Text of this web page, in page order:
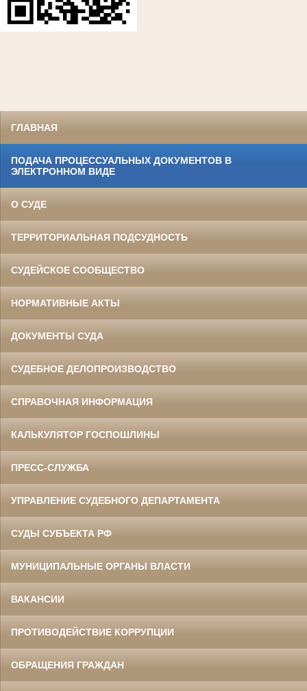
ГЛАВНАЯ
ПОДАЧА ПРОЦЕССУАЛЬНЫХ ДОКУМЕНТОВ В
ЭЛЕКТРОННОМ ВИДЕ
О СУДЕ
ТЕРРИТОРИАЛЬНАЯ ПОДСУДНОСТЬ
СУДЕЙСКОЕ СООБЩЕСТВО
НОРМАТИВНЫЕ АКТЫ
ДОКУМЕНТЫ СУДА
СУДЕБНОЕ ДЕЛОПРОИЗВОДСТВО
СПРАВОЧНАЯ ИНФОРМАЦИЯ
КАЛЬКУЛЯТОР ГОСПОШЛИНЫ
ПРЕСС-СЛУЖБА
УПРАВЛЕНИЕ СУДЕБНОГО ДЕПАРТАМЕНТА
СУДЫ СУБЪЕКТА РФ
МУНИЦИПАЛЬНЫЕ ОРГАНЫ ВЛАСТИ
ВАКАНСИИ
ПРОТИВОДЕЙСТВИЕ КОРРУПЦИИ
ОБРАЩЕНИЯ ГРАЖДАН